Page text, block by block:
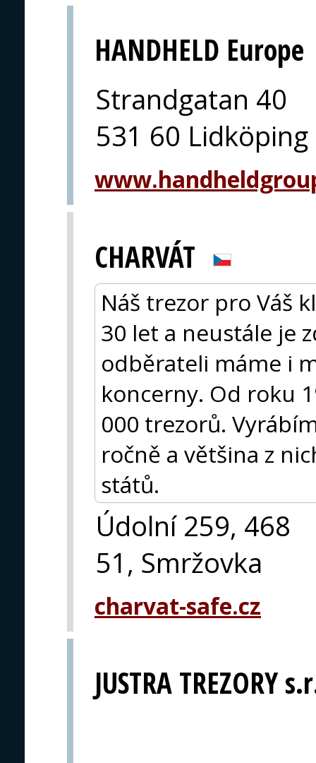
HANDHELD Europe
Strandgatan 40
531 60 Lidköping
CHARVÁT
Náš trezor pro Váš
30 let a neustále je
odběrateli máme i
koncerny. Od roku
000 trezorů.
ročně a většina z
států.
Údolní 259, 468
51, Smržovka
charvat-safe.cz
JUSTRA TREZORY